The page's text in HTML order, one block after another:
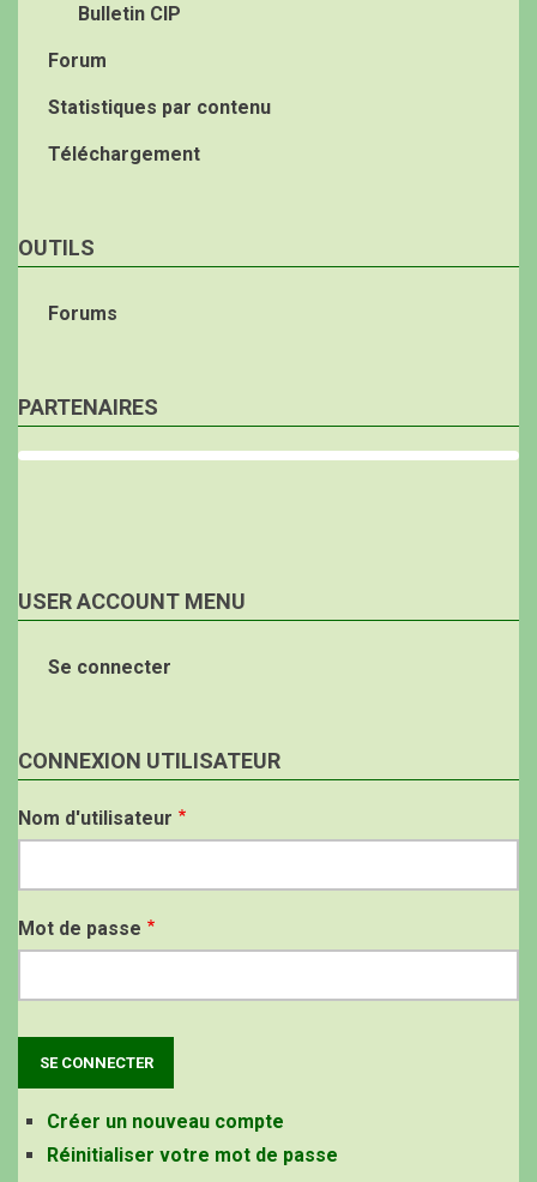
Bulletin CIP
Forum
Statistiques par contenu
Téléchargement
OUTILS
Forums
PARTENAIRES
USER ACCOUNT MENU
Se connecter
CONNEXION UTILISATEUR
Nom d'utilisateur
Mot de passe
Créer un nouveau compte
Réinitialiser votre mot de passe